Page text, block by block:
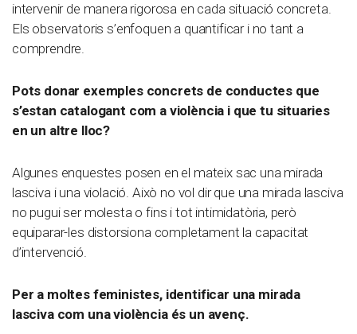
intervenir de manera rigorosa en cada situació concreta.
Els observatoris s’enfoquen a quantificar i no tant a
comprendre.
Pots donar exemples concrets de conductes que
s’estan catalogant com a violència i que tu situaries
en un altre lloc?
Algunes enquestes posen en el mateix sac una mirada
lasciva i una violació. Això no vol dir que una mirada lasciva
no pugui ser molesta o fins i tot intimidatòria, però
equiparar-les distorsiona completament la capacitat
d’intervenció.
Per a moltes feministes, identificar una mirada
lasciva com una violència és un avenç.